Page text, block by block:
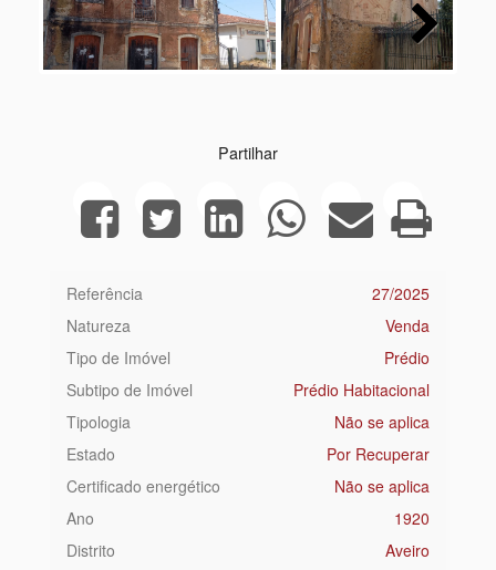
Next
Partilhar
Referência
27/2025
Natureza
Venda
Tipo de Imóvel
Prédio
Subtipo de Imóvel
Prédio Habitacional
Tipologia
Não se aplica
Estado
Por Recuperar
Certificado energético
Não se aplica
Ano
1920
Distrito
Aveiro